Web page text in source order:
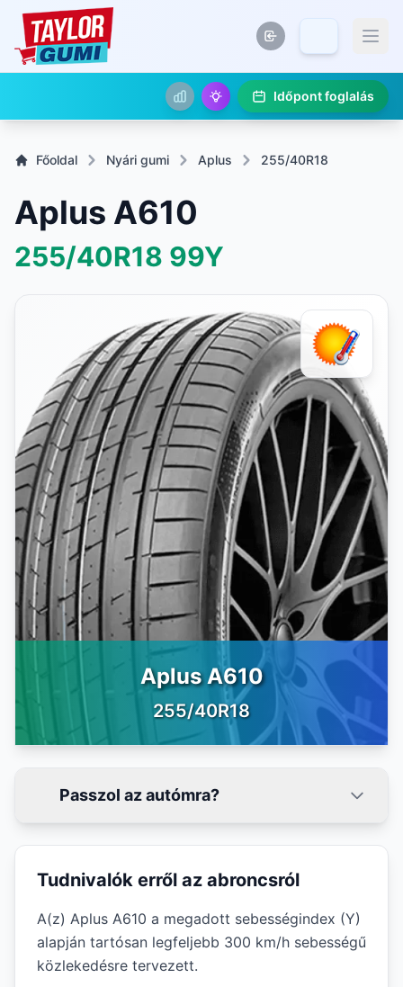
Időpont foglalás
Főoldal Nyári gumi Aplus 255/40R18
Aplus A610
255/40R18 99Y
Aplus A610
255/40R18
Passzol az autómra?
Tudnivalók erről az abroncsról
A(z) Aplus A610 a megadott sebességindex (Y)
alapján tartósan legfeljebb 300 km/h sebességű
közlekedésre tervezett.